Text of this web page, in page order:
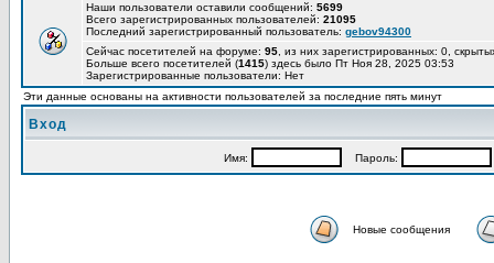
Наши пользователи оставили сообщений: 5699
Всего зарегистрированных пользователей: 21095
Последний зарегистрированный пользователь: gebov94300
Сейчас посетителей на форуме: 95 , из них зарегистрированных: 0,
Больше всего посетителей (1415) здесь было Пт Ноя 28, 2025 03:53
Зарегистрированные пользователи: Нет
Эти данные основаны на активности пользователей за последние пять минут
Вход
Имя: Пароль:
Новые сообщения